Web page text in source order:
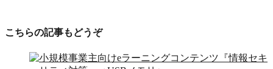
こちらの記事もどうぞ